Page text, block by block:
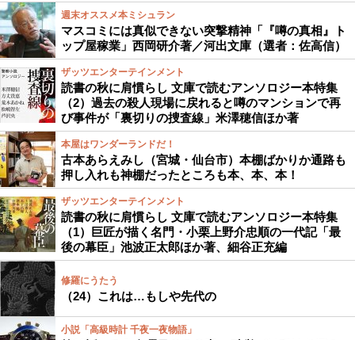
週末オススメ本ミシュラン
マスコミには真似できない突撃精神「『噂の真相』ト
ップ屋稼業」西岡研介著／河出文庫（選者：佐高信）
ザッツエンターテインメント
読書の秋に肩慣らし 文庫で読むアンソロジー本特集
（2）過去の殺人現場に戻れると噂のマンションで再
び事件が「裏切りの捜査線」米澤穂信ほか著
本屋はワンダーランドだ！
古本あらえみし（宮城・仙台市）本棚ばかりか通路も
押し入れも神棚だったところも本、本、本！
ザッツエンターテインメント
読書の秋に肩慣らし 文庫で読むアンソロジー本特集
（1）巨匠が描く名門・小栗上野介忠順の一代記「最
後の幕臣」池波正太郎ほか著、細谷正充編
修羅にうたう
（24）これは…もしや先代の
小説「高級時計 千夜一夜物語」